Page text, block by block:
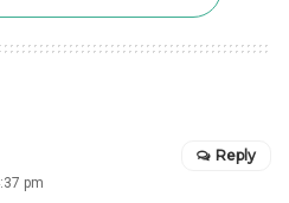
pm
Reply